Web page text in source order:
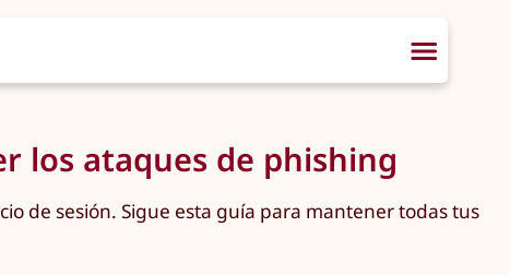
los ataques de phishing
de sesión. Sigue esta guía para mantener todas tus